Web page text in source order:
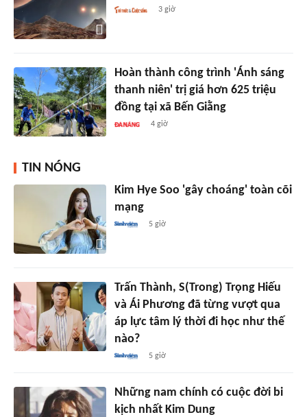
3 giờ
Hoàn thành công trình 'Ánh sáng
thanh niên' trị giá hơn 625 triệu
đồng tại xã Bến Giằng
4 giờ
TIN NÓNG
Kim Hye Soo 'gây choáng' toàn cõi
mạng
5 giờ
Trấn Thành, S(Trong) Trọng Hiếu
và Ái Phương đã từng vượt qua
áp lực tâm lý thời đi học như thế
nào?
5 giờ
Những nam chính có cuộc đời bi
kịch nhất Kim Dung